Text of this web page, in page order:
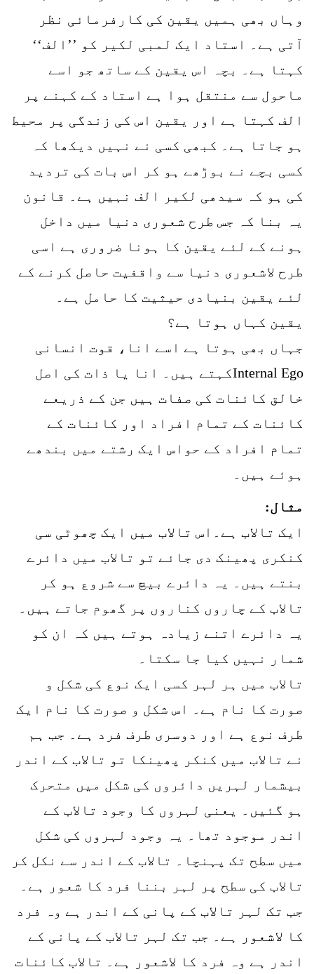
وہاں بھی ہمیں یقین کی کارفرمائی نظر
آتی ہے۔ استاد ایک لمبی لکیر کو ’’الف‘‘
کہتا ہے۔ بچہ اس یقین کے ساتھ جو اسے
ماحول سے منتقل ہوا ہے استاد کے کہنے پر
الف کہتا ہے اور یقین اس کی زندگی پر محیط
ہو جاتا ہے۔ کبھی کسی نے نہیں دیکھا کہ
کسی بچے نے بوڑھے ہو کر اس بات کی تردید
کی ہو کہ سیدھی لکیر الف نہیں ہے۔ قانون
یہ بنا کہ جس طرح شعوری دنیا میں داخل
ہونے کے لئے یقین کا ہونا ضروری ہے اسی
طرح لاشعوری دنیا سے واقفیت حاصل کرنے کے
لئے یقین بنیادی حیثیت کا حامل ہے۔
یقین کہاں ہوتا ہے؟
جہاں بھی ہوتا ہے اسے انا، قوت انسانی
Internal Egoکہتے ہیں۔ انا یا ذات کی اصل
خالق کائنات کی صفات ہیں جن کے ذریعے
کائنات کے تمام افراد اور کائنات کے
تمام افراد کے حواس ایک رشتے میں بندھے
ہوئے ہیں۔
مثال:
ایک تالاب ہے۔اس تالاب میں ایک چھوٹی سی
کنکری پھینک دی جائے تو تالاب میں دائرے
بنتے ہیں۔ یہ دائرے بیچ سے شروع ہو کر
تالاب کے چاروں کناروں پر گھوم جاتے ہیں۔
یہ دائرے اتنے زیادہ ہوتے ہیں کہ ان کو
شمار نہیں کیا جا سکتا۔
تالاب میں ہر لہر کسی ایک نوع کی شکل و
صورت کا نام ہے۔ اس شکل و صورت کا نام ایک
طرف نوع ہے اور دوسری طرف فرد ہے۔ جب ہم
نے تالاب میں کنکر پھینکا تو تالاب کے اندر
بیشمار لہریں دائروں کی شکل میں متحرک
ہو گئیں۔ یعنی لہروں کا وجود تالاب کے
اندر موجود تھا۔ یہ وجود لہروں کی شکل
میں سطح تک پہنچا۔ تالاب کے اندر سے نکل کر
تالاب کی سطح پر لہر بننا فرد کا شعور ہے۔
جب تک لہر تالاب کے پانی کے اندر ہے وہ فرد
کا لاشعور ہے۔ جب تک لہر تالاب کے پانی کے
اندر ہے وہ فرد کا لاشعور ہے۔ تالاب کائنات